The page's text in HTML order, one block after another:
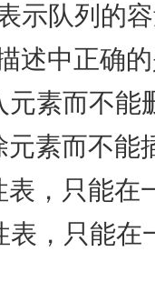
示队列的
中正确的
素而不能
素而不能
，只能在
，只能在